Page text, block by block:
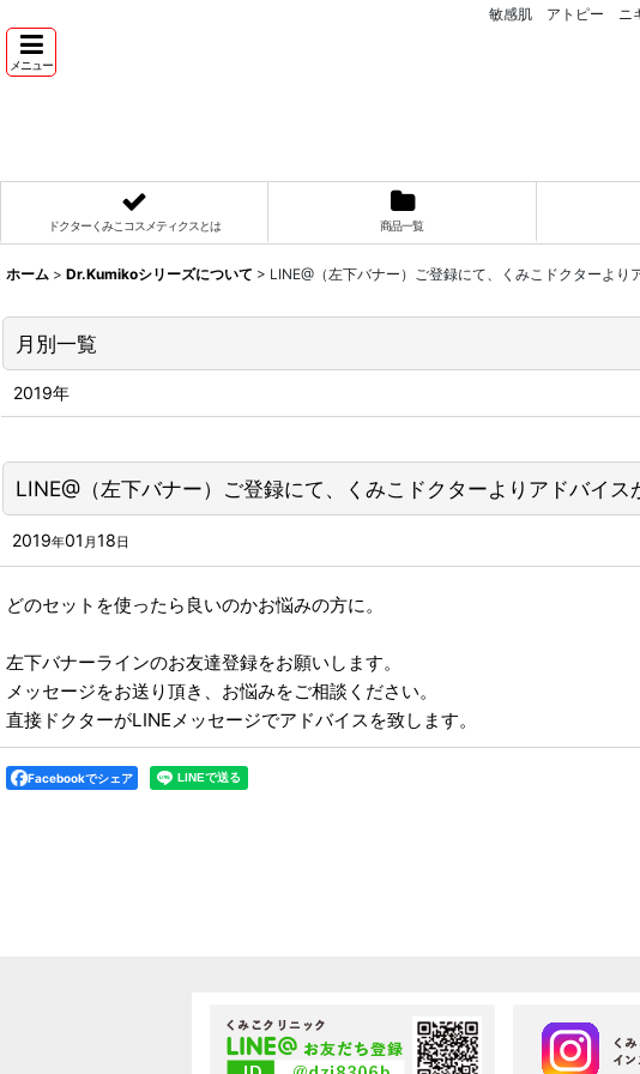
敏感肌 アトピー ニ
メニュー
ドクターくみこコスメティクスとは 商品一覧
ホーム > Dr.Kumikoシリーズについて > LINE@（左下バナー）ご登録にて、くみこドクターより
LINE@（左下バナー）ご登録にて、くみこドクターよりアドバイス
2019年01 月18日
どのセットを使ったら良いのかお悩みの方に。
左下バナーラインのお友達登録をお願いします。
メッセージをお送り頂き、お悩みをご相談ください。
直接ドクターがLINEメッセージでアドバイスを致します。
Facebookでシェア
月別一覧
2019年